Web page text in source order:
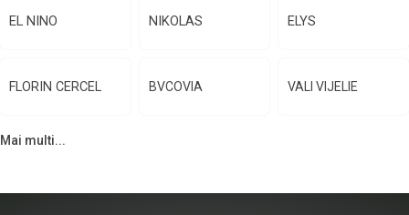
EL NINO NIKOLAS ELYS
FLORIN CERCEL BVCOVIA VALI VIJELIE
Mai multi...